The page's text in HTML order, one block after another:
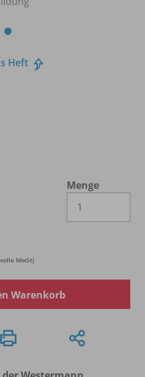
Heft
Menge
MwSt)
Warenkorb